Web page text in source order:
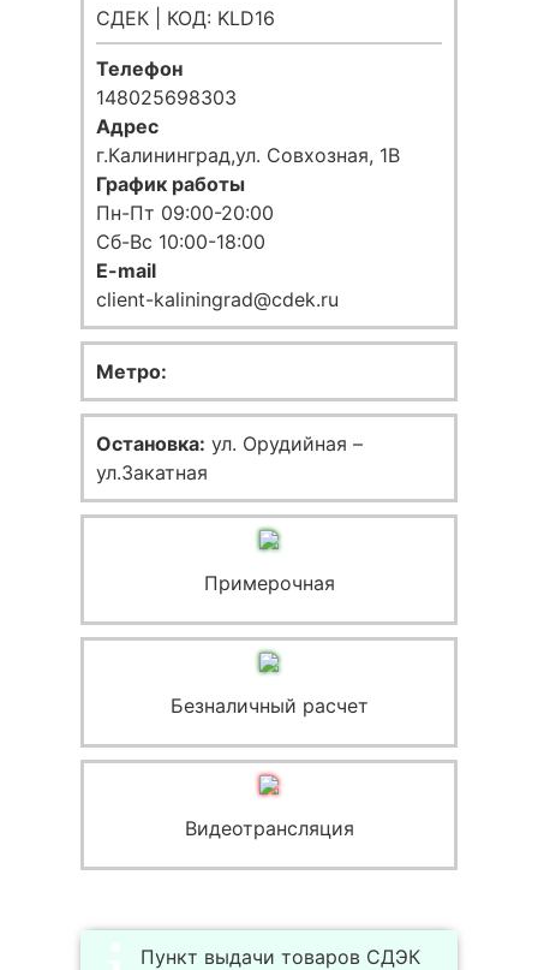
СДЕК | КОД: KLD16
Телефон
148025698303
Адрес
г.Калининград,ул. Совхозная, 1В
График работы
Пн-Пт 09:00-20:00
Сб-Вс 10:00-18:00
E-mail
client-kaliningrad@cdek.ru
Метро:
Остановка: ул. Орудийная –
ул.Закатная
Примерочная
Безналичный расчет
Видеотрансляция
Пункт выдачи товаров СДЭК